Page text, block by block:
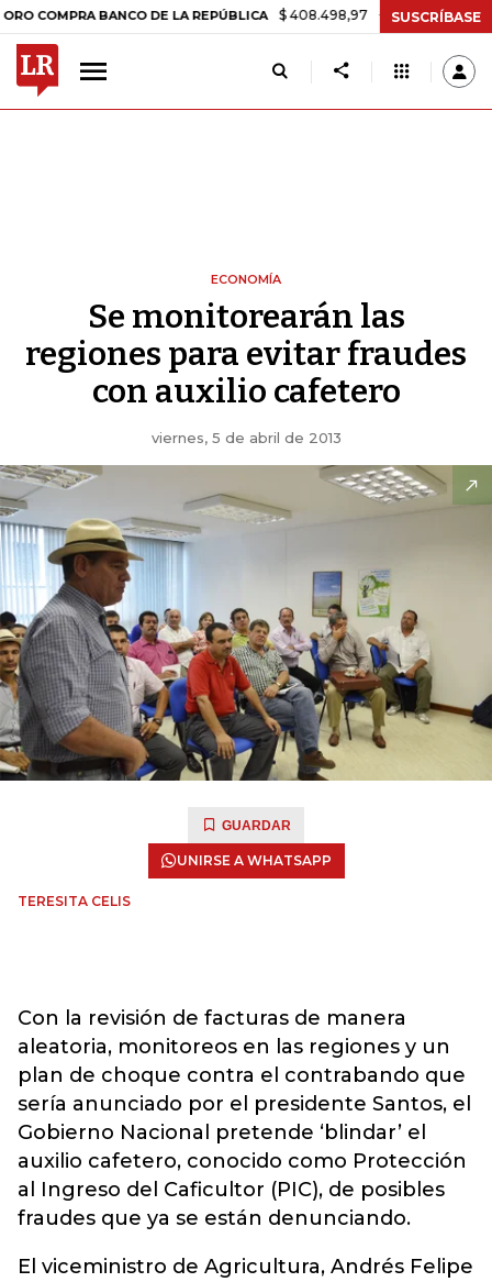
BANCO DE LA REPÚBLICA $ 408.498,97 +$ 8.753,81 +2,19%
SUSCRÍBASE
ECONOMÍA
Se monitorearán las
regiones para evitar fraudes
con auxilio cafetero
viernes, 5 de abril de 2013
GUARDAR
UNIRSE A WHATSAPP
TERESITA CELIS
Con la revisión de facturas de manera
aleatoria, monitoreos en las regiones y un
plan de choque contra el contrabando que
sería anunciado por el presidente Santos, el
Gobierno Nacional pretende ‘blindar’ el
auxilio cafetero, conocido como Protección
al Ingreso del Caficultor (PIC), de posibles
fraudes que ya se están denunciando.
El viceministro de Agricultura, Andrés Felipe